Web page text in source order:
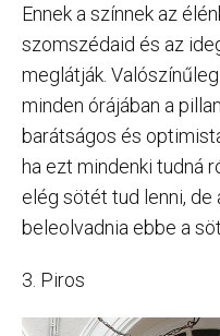
Ennek a színnek az
szomszédaid és az
meglátják.
minden órájában a
barátságos és
ha ezt mindenki tudná
elég sötét tud lenni, de
beleolvadnia ebbe a
3. Piros